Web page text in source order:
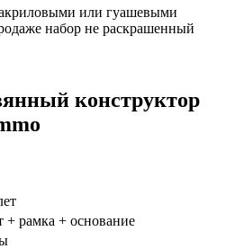
или гуашевыми
набор не раскрашенный
конструктор
+ рамка + основание